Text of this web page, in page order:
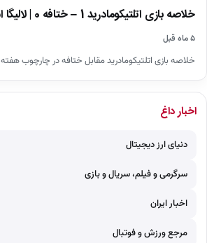
خلاصه بازی اتلتیکومادرید 1 – ختافه 0 | لالیگا اسپانیا
۵ ماه قبل
خلاصه بازی اتلتیکومادرید مقابل ختافه در چارچوب هفته 28 لالیگا فصل 26-2025
اخبار داغ
دنیای ارز دیجیتال
سرگرمی و فیلم، سریال و بازی
اخبار ایران
مرجع ورزش و فوتبال